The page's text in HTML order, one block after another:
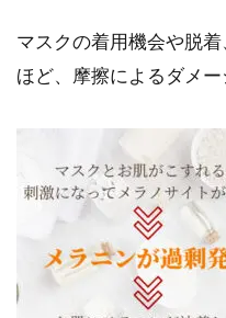
マスクの着用機会や脱
ほど、摩擦によるダメー